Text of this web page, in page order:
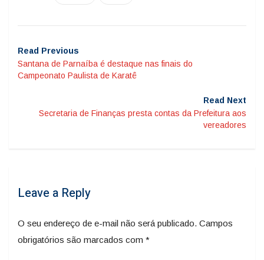
Read Previous
Santana de Parnaíba é destaque nas finais do
Campeonato Paulista de Karatê
Read Next
Secretaria de Finanças presta contas da Prefeitura aos
vereadores
Leave a Reply
O seu endereço de e-mail não será publicado. Campos
obrigatórios são marcados com *